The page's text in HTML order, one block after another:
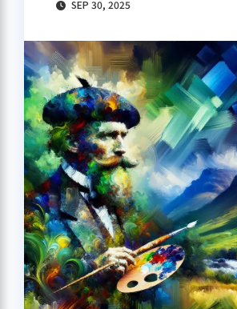
SEP 30, 2025